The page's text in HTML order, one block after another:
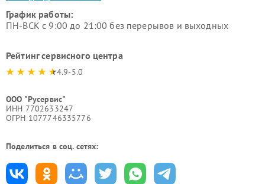
График работы:
ПН-ВСК с 9:00 до 21:00 без перерывов и выходных
Рейтинг сервисного центра
4.9-5.0
ООО "Русервис"
ИНН 7702633247
ОГРН 1077746335776
Поделиться в соц. сетях: